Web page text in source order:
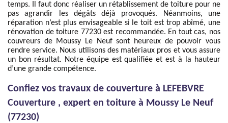
temps. Il faut donc réaliser un rétablissement de toiture pour ne
pas agrandir les dégâts déjà provoqués. Néanmoins, une
réparation n’est plus envisageable si le toit est trop abîmé, une
rénovation de toiture 77230 est recommandée. En tout cas, nos
couvreurs de Moussy Le Neuf sont heureux de pouvoir vous
rendre service. Nous utilisons des matériaux pros et vous assure
un bon résultat. Notre équipe est qualifiée et est à la hauteur
d’une grande compétence.
Confiez vos travaux de couverture à LEFEBVRE
Couverture , expert en toiture à Moussy Le Neuf
(77230)